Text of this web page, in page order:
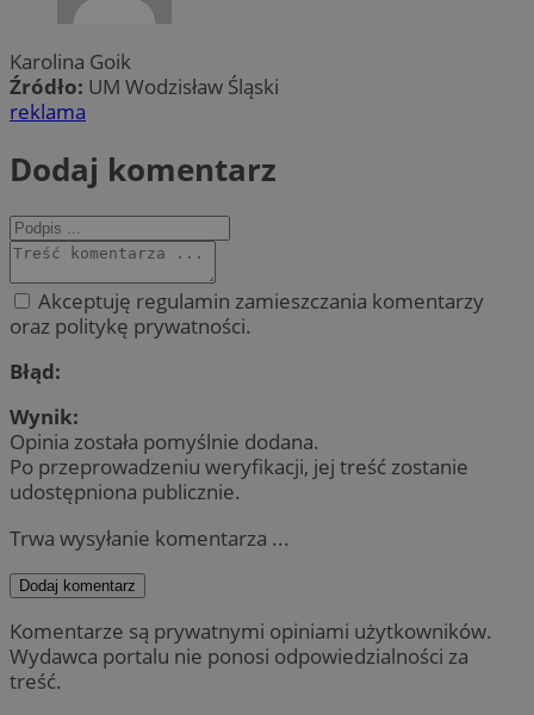
Karolina Goik
Źródło: UM Wodzisław Śląski
reklama
Dodaj komentarz
Akceptuję regulamin zamieszczania komentarzy
oraz politykę prywatności.
Błąd:
Wynik:
Opinia została pomyślnie dodana.
Po przeprowadzeniu weryfikacji, jej treść zostanie
udostępniona publicznie.
Trwa wysyłanie komentarza ...
Dodaj komentarz
Komentarze są prywatnymi opiniami użytkowników.
Wydawca portalu nie ponosi odpowiedzialności za
treść.